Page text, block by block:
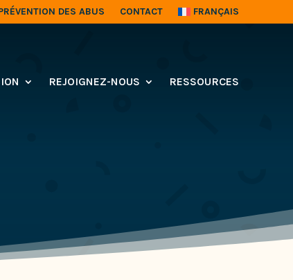
DES ABUS CONTACT FRANÇAIS
REJOIGNEZ-NOUS RESSOURCES